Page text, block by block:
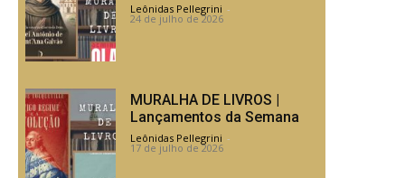
Leônidas Pellegrini -
24 de julho de 2026
MURALHA DE LIVROS |
Lançamentos da Semana
Leônidas Pellegrini -
17 de julho de 2026